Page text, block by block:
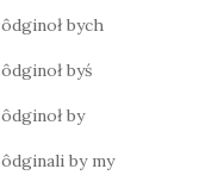
ôdginoł bych
ôdginoł byś
ôdginoł by
ôdginali by my